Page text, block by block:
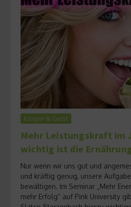
Körper & Geist
Mehr Leistungskraft im
wichtig ist die
Nur wenn wir uns gut und
und kräftig genug, unsere
bewältigen. Im Seminar „Mehr
mehr Erfolg“ auf Pink University